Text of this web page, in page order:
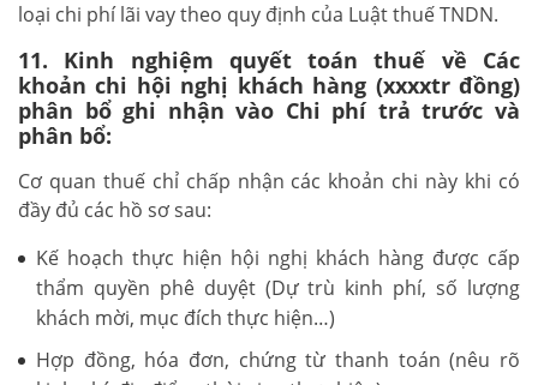
loại chi phí lãi vay theo quy định của Luật thuế TNDN.
11. Kinh nghiệm quyết toán thuế về Các
khoản chi hội nghị khách hàng (xxxxtr đồng)
phân bổ ghi nhận vào Chi phí trả trước và
phân bổ:
Cơ quan thuế chỉ chấp nhận các khoản chi này khi có
đầy đủ các hồ sơ sau:
Kế hoạch thực hiện hội nghị khách hàng được cấp
thẩm quyền phê duyệt (Dự trù kinh phí, số lượng
khách mời, mục đích thực hiện…)
Hợp đồng, hóa đơn, chứng từ thanh toán (nêu rõ